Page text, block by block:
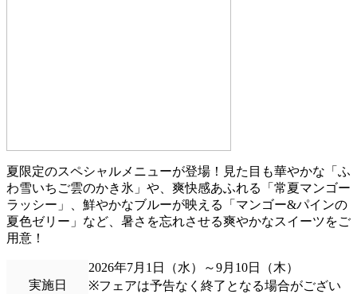
夏限定のスペシャルメニューが登場！見た目も華やかな「ふ
わ雪いちご雲のかき氷」や、爽快感あふれる「常夏マンゴー
ラッシー」、鮮やかなブルーが映える「マンゴー&パインの
夏色ゼリー」など、暑さを忘れさせる爽やかなスイーツをご
用意！
実施日
2026年7月1日（水）～9月10日（木）
※フェアは予告なく終了となる場合がござい